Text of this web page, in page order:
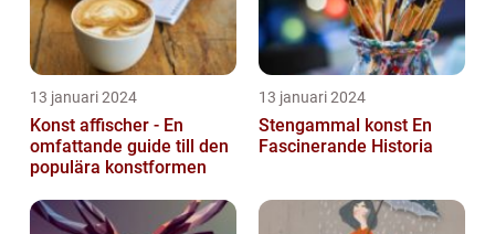
13 januari 2024
Konst affischer - En
omfattande guide till den
populära konstformen
13 januari 2024
Stengammal konst En
Fascinerande Historia